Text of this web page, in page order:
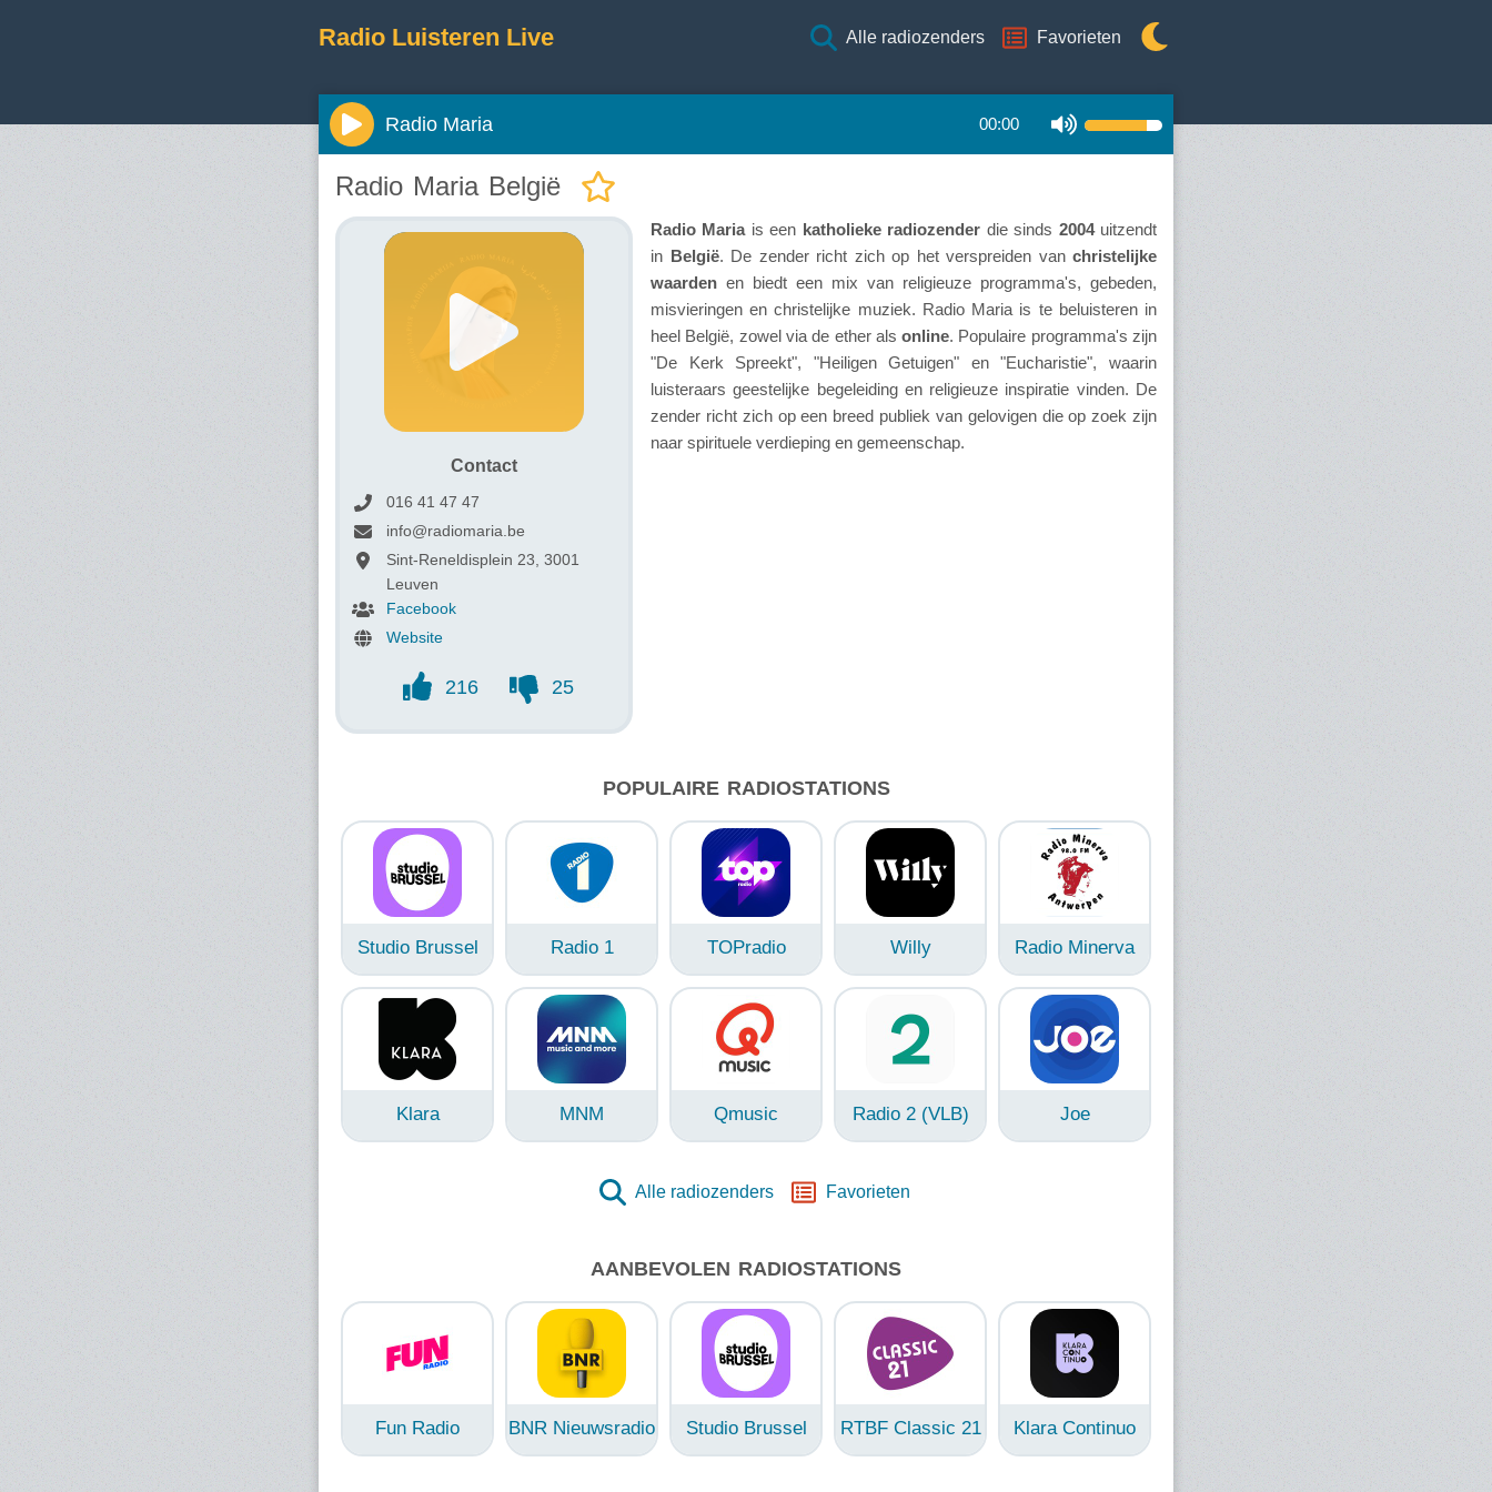
Radio Luisteren Live Alle radiozenders Favorieten
Radio Maria 00:00
Radio Maria België
Contact
016 41 47 47
info@radiomaria.be
Sint-Reneldisplein 23, 3001
Leuven
Facebook
Website
216 25
Radio Mariais een katholieke radiozender die sinds 2004uitzendt
in België. De zender richt zich op het verspreiden van christelijke
waarden en biedt een mix van religieuze programma's, gebeden,
misvieringen en christelijke muziek. Radio Maria is te beluisteren in
heel België, zowel via de ether alsonline. Populaire programma's zijn
"De Kerk Spreekt", "Heiligen Getuigen" en "Eucharistie", waarin
luisteraars geestelijke begeleiding en religieuze inspiratie vinden. De
zender richt zich op een breed publiek van gelovigen die op zoek zijn
naar spirituele verdieping en gemeenschap.
POPULAIRE RADIOSTATIONS
Studio Brussel Radio 1 TOPradio Willy Radio Minerva
Klara MNM Qmusic Radio 2 (VLB) Joe
Alle radiozenders Favorieten
AANBEVOLEN RADIOSTATIONS
Fun Radio BNR Nieuwsradio Studio Brussel RTBF Classic 21 Klara Continuo